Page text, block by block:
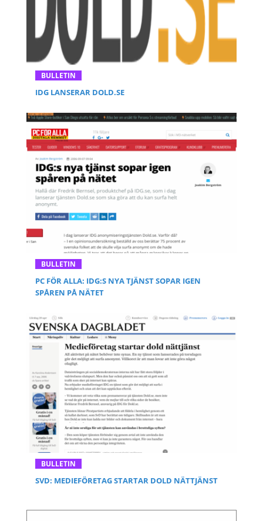
BULLETIN
IDG LANSERAR DOLD.SE
BULLETIN
PC FÖR ALLA: IDG:S NYA TJÄNST SOPAR IGEN
SPÅREN PÅ NÄTET
BULLETIN
SVD: MEDIEFÖRETAG STARTAR DOLD NÄTTJÄNST